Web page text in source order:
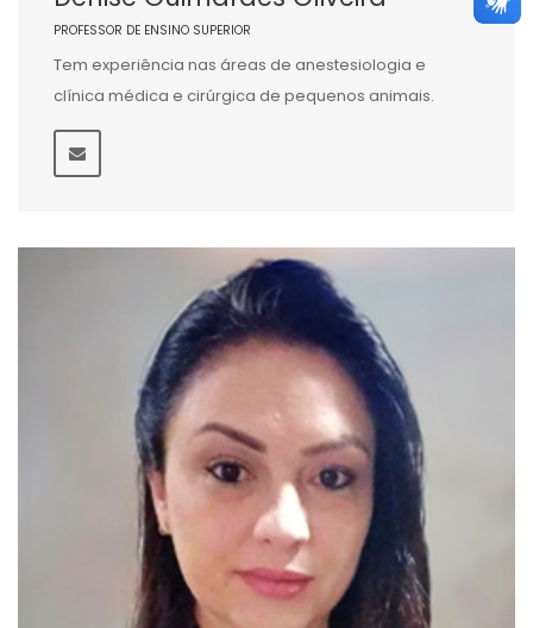
PROFESSOR DE ENSINO SUPERIOR
Tem experiência nas áreas de anestesiologia e
clínica médica e cirúrgica de pequenos animais.